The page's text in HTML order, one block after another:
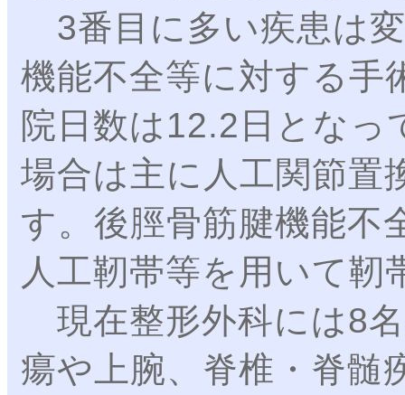
3番目に多い疾患は
機能不全等に対する手
院日数は12.2日となっ
場合は主に人工関節置
す。後脛骨筋腱機能不
人工靭帯等を用いて
現在整形外科には8
瘍や上腕、脊椎・脊髄